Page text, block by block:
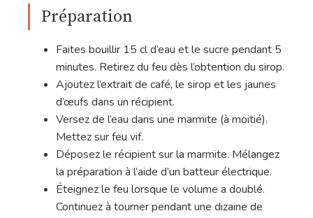
Préparation
Faites bouillir 15 cl d’eau et le sucre pendant 5
minutes. Retirez du feu dès l’obtention du sirop.
Ajoutez l’extrait de café, le sirop et les jaunes
d’œufs dans un récipient.
Versez de l’eau dans une marmite (à moitié).
Mettez sur feu vif.
Déposez le récipient sur la marmite. Mélangez
la préparation à l’aide d’un batteur électrique.
Éteignez le feu lorsque le volume a doublé.
Continuez à tourner pendant une dizaine de